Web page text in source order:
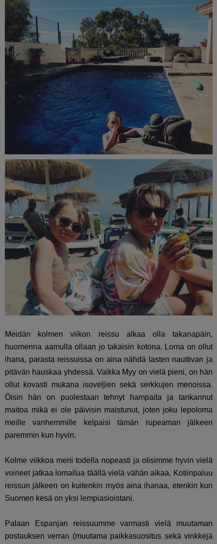
Meidän kolmen viikon reissu alkaa olla takanapäin,
huomenna aamulla ollaan jo takaisin kotona. Loma on ollut
ihana, parasta reissuissa on aina nähdä lasten nauttivan ja
pitävän hauskaa yhdessä. Vaikka Myy on vielä pieni, on hän
ollut kovasti mukana isoveljien sekä serkkujen menoissa.
Öisin hän on puolestaan tehnyt hampaita ja tankannut
maitoa mikä ei ole päivisin maistunut, joten joku lepoloma
meille vanhemmille kelpaisi tämän rupeaman jälkeen
paremmin kun hyvin.
Kolme viikkoa meni todella nopeasti ja olisimme hyvin vielä
voineet jatkaa lomailua täällä vielä vähän aikaa. Kotiinpaluu
reissun jälkeen on kuitenkin myös aina ihanaa, etenkin kun
Suomen kesä on yksi lempiasioistani.
Palaan Espanjan reissuumme varmasti vielä muutaman
postauksen verran (muutama paikkasuositus sekä vinkkejä